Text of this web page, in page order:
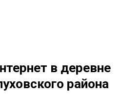
в деревне
района